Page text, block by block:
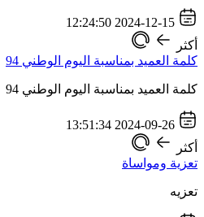
2024-12-15 12:24:50
أكثر
كلمة العميد بمناسبة اليوم الوطني 94
كلمة العميد بمناسبة اليوم الوطني 94
2024-09-26 13:51:34
أكثر
تعزية ومواساة
تعزيه